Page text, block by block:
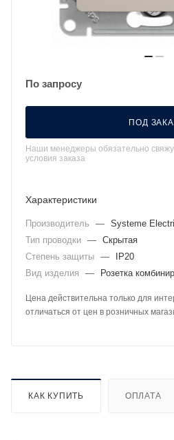
По запросу
ПОД
Наши менеджеры обязательно
условия заказа
Характеристики
Производитель — Systeme
Тип проводки — Скрытая
Степень защиты —
IP20
Вид изделия
— Розетка
Цена действительна только для
отличаться от цен в розничных
КАК КУПИТЬ ОПЛАТА